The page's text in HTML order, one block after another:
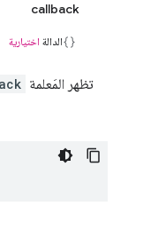
callback
الدالة اختيارية
تظهر المَعلمة